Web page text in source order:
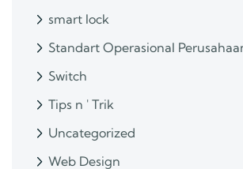
smart lock
Standart Operasional
Switch
Tips n ' Trik
Uncategorized
Web Design